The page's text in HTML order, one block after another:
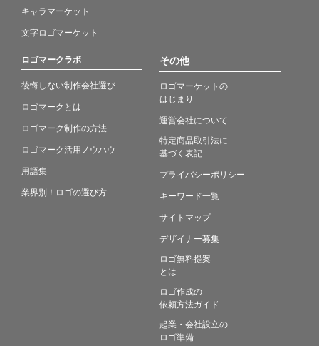
キャラマーケット
文字ロゴマーケット
ロゴマークラボ
後悔しない制作会社選び
ロゴマークとは
ロゴマーク制作の方法
ロゴマーク活用ノウハウ
用語集
業界別！ロゴの選び方
その他
ロゴマーケットの
はじまり
運営会社について
特定商品取引法に
基づく表記
プライバシーポリシー
キーワード一覧
サイトマップ
デザイナー募集
ロゴ無料提案
とは
ロゴ作成の
依頼方法ガイド
起業・会社設立の
ロゴ準備